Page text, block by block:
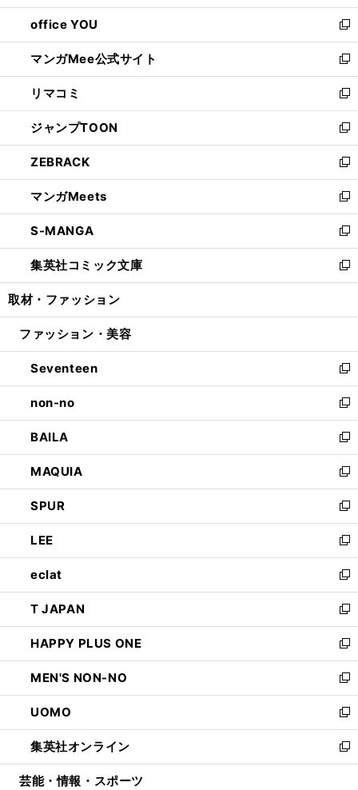
開
く
ウ
で
開
く
ウ
ィ
ン
ド
ウ
で
開
く
し
い
ウ
ィ
ン
ド
ウ
で
開
く
office YOU
新
し
い
ウ
ィ
ン
ド
ウ
で
開
く
マンガMee公式サイト
新
し
い
ウ
ィ
ン
ド
ウ
で
開
く
リマコミ
新
し
い
ウ
ィ
ン
ド
ウ
で
開
く
ジャンプTOON
新
し
い
ウ
ィ
ン
ド
ウ
で
開
ZEBRACK
新
し
い
ウ
ィ
ン
ド
ウ
開
マンガMeets
新
し
い
ウ
ィ
ン
ウ
開
く
S-MANGA
新
し
い
ウ
ン
ウ
で
開
く
集英社コミック文庫
新
し
ウ
ン
ド
ウ
で
開
く
取材・ファッション
ファッション・美容
Seventeen
新
し
い
ウ
ィ
ン
ド
ウ
で
開
く
non-no
新
し
い
ウ
ィ
ン
ド
ウ
で
開
く
BAILA
新
し
い
ウ
ィ
ン
ド
ウ
で
開
く
MAQUIA
新
し
い
ウ
ィ
ン
ド
ウ
で
開
く
SPUR
新
し
い
ウ
ィ
ン
ド
ウ
で
開
く
LEE
新
し
い
ウ
ィ
ン
ド
ウ
で
開
く
eclat
新
し
い
ウ
ィ
ン
ド
ウ
で
開
く
T JAPAN
新
し
い
ウ
ィ
ン
ド
ウ
で
開
HAPPY PLUS ONE
新
し
い
ウ
ィ
ン
ド
ウ
MEN'S NON-NO
新
し
い
ウ
ィ
ン
UOMO
新
し
い
ウ
集英社オンライン
新
し
芸能・情報・スポーツ